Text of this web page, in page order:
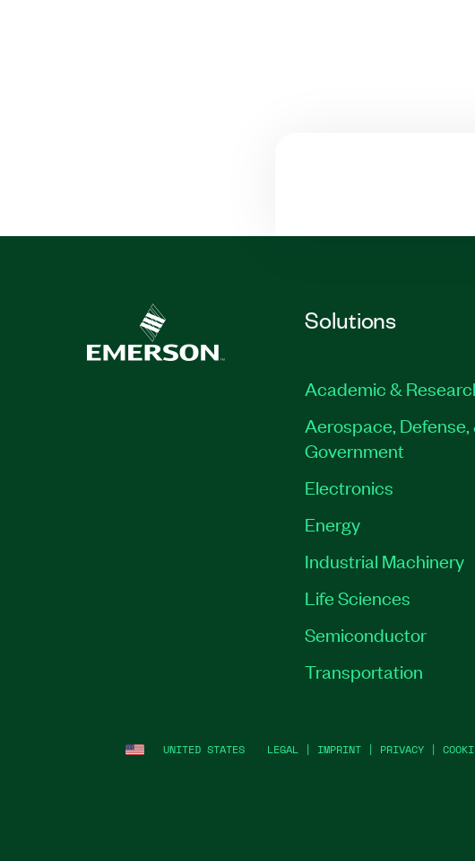
Solutions
Academic &
Aerospace, Defense,
Government
Electronics
Energy
Industrial Machinery
Life Sciences
Semiconductor
Transportation
UNITED STATES LEGAL | IMPRINT | PRIVACY |